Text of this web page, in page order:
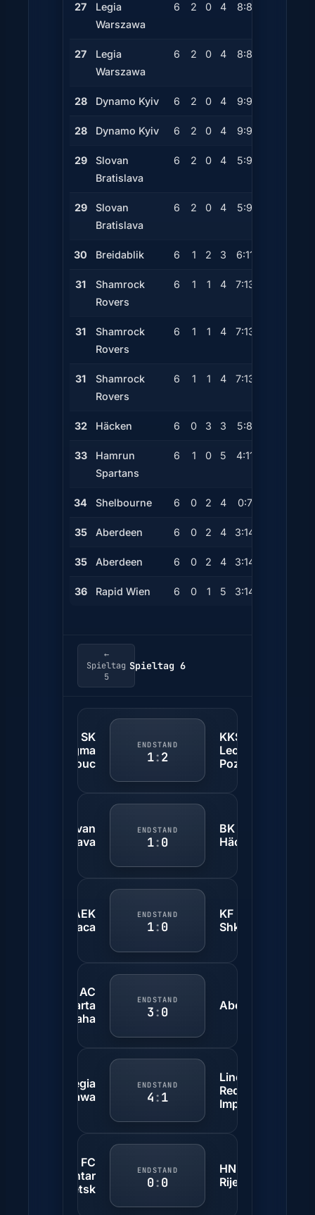
27
Legia
Warszawa
6 2 0 4 8:8
27
Legia
Warszawa
6 2 0 4 8:8
28 Dynamo Kyiv 6 2 0 4 9:9
28 Dynamo Kyiv 6 2 0 4 9:9
29
Slovan
Bratislava
6 2 0 4 5:9
29
Slovan
Bratislava
6 2 0 4 5:9
30 Breidablik 6 1 2 3 6:11
31
Shamrock
Rovers
6 1 1 4 7:13
31
Shamrock
Rovers
6 1 1 4 7:13
31
Shamrock
Rovers
6 1 1 4 7:13
32 Häcken 6 0 3 3 5:8
33
Hamrun
Spartans
6 1 0 5 4:11
34 Shelbourne 6 0 2 4 0:7
35 Aberdeen 6 0 2 4 3:14
35 Aberdeen 6 0 2 4 3:14
36 Rapid Wien 6 0 1 5 3:14
←
Spieltag
5
Spieltag 6
SK
Sigma
Olomouc
ENDSTAND
1:2
KKS
Lech
Poznań
Slovan
Bratislava
ENDSTAND
1:0
BK
Häcken
AEK
Larnaca
ENDSTAND
1:0
KF
Shkendija
AC
Sparta
Praha
ENDSTAND
3:0 Aberdeen
KP Legia
Warszawa
ENDSTAND
4:1
Lincoln
Red
Imps
FC
Shakhtar
Donetsk
ENDSTAND
0:0
HNK
Rijeka